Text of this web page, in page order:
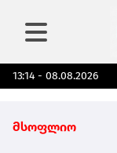
13:14 - 08.08.2026
მსოფლიო